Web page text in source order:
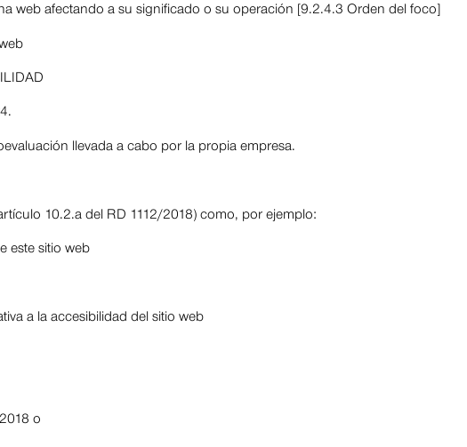
web afectando a su significado o su operación [9.2.4.3 Orden del foco]
llevada a cabo por la propia empresa.
10.2.a del RD 1112/2018) como, por ejemplo:
este sitio web
a la accesibilidad del sitio web
o